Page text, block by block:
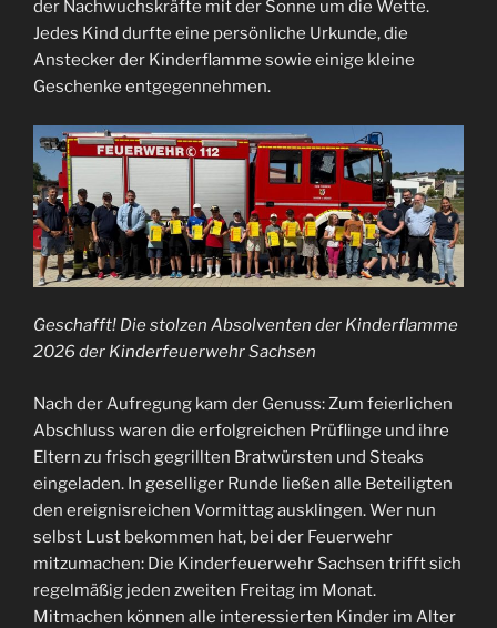
der Nachwuchskräfte mit der Sonne um die Wette.
Jedes Kind durfte eine persönliche Urkunde, die
Anstecker der Kinderflamme sowie einige kleine
Geschenke entgegennehmen.
Geschafft! Die stolzen Absolventen der Kinderflamme
2026 der Kinderfeuerwehr Sachsen
Nach der Aufregung kam der Genuss: Zum feierlichen
Abschluss waren die erfolgreichen Prüflinge und ihre
Eltern zu frisch gegrillten Bratwürsten und Steaks
eingeladen. In geselliger Runde ließen alle Beteiligten
den ereignisreichen Vormittag ausklingen. Wer nun
selbst Lust bekommen hat, bei der Feuerwehr
mitzumachen: Die Kinderfeuerwehr Sachsen trifft sich
regelmäßig jeden zweiten Freitag im Monat.
Mitmachen können alle interessierten Kinder im Alter